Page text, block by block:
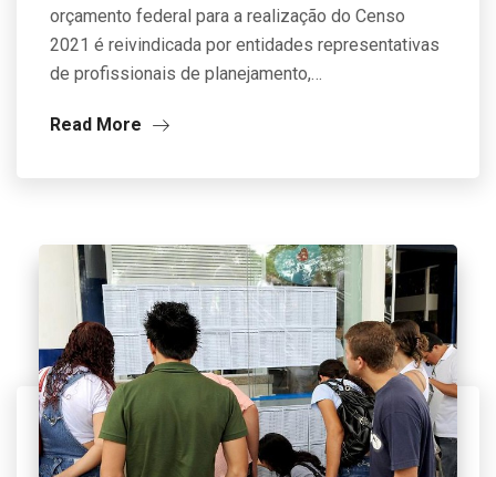
orçamento federal para a realização do Censo
2021 é reivindicada por entidades representativas
de profissionais de planejamento,…
Read More